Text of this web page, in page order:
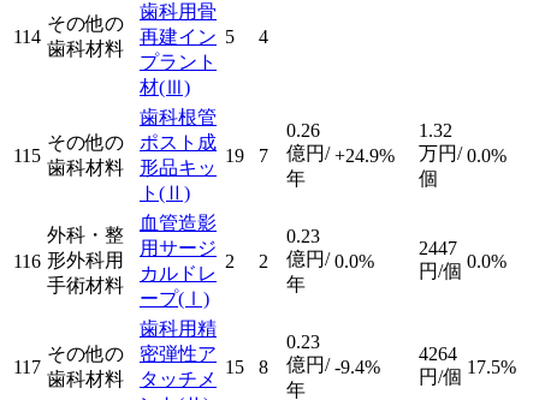
114
その他の
歯科材料
歯科用骨
再建イン
プラント
材(Ⅲ)
5 4
115
その他の
歯科材料
歯科根管
ポスト成
形品キッ
ト (Ⅱ)
19 7
0.26
億円/
年
+24.9%
1.32
万円/
個
0.0%
116
外科・整
形外科用
手術材料
血管造影
用サージ
カルドレ
ープ(Ⅰ)
2 2
0.23
億円/
年
0.0%
2447
円/個 0.0%
117
その他の
歯科材料
歯科用精
密弾性ア
タッチメ
15 8
0.23
億円/
年
-9.4%
4264
円/個 17.5%